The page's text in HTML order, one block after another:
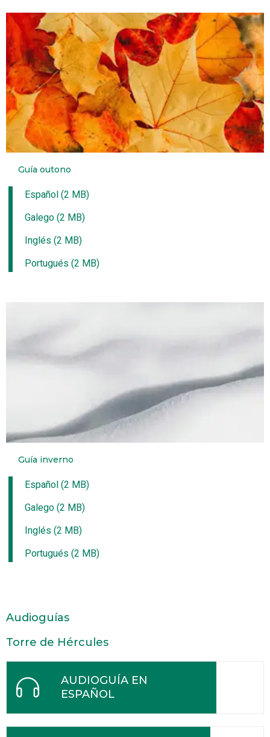
Guía outono
Español (2 MB)
Galego (2 MB)
Inglés (2 MB)
Portugués (2 MB)
Guía inverno
Español (2 MB)
Galego (2 MB)
Inglés (2 MB)
Portugués (2 MB)
Audioguías
Torre de Hércules
AUDIOGUÍA EN
ESPAÑOL